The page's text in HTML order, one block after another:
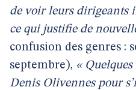
de voir leurs dirigeants
ce qui justifie de
confusion des genres :
septembre), «
Denis Olivennes pour